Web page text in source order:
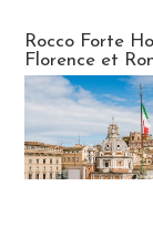
Rocco Forte
Florence et